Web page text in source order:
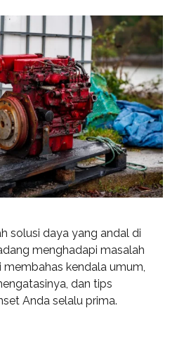
solusi daya yang andal di
menghadapi masalah
membahas kendala umum,
dan tips
Anda selalu prima.